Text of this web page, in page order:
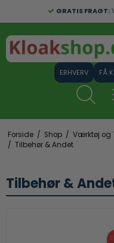
GRATIS FRAGT:
FÅ
Forside / Shop / Værktøj og
/ Tilbehør & Andet
Tilbehør &